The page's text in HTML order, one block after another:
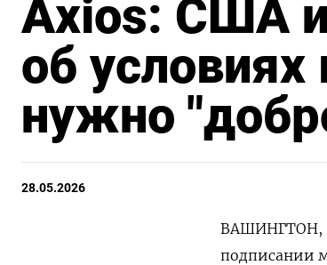
Axios: США и
об
нужно
28.05.2026
ВАШИНГТОН,
подписании